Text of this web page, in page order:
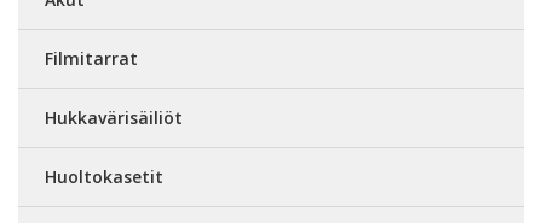
Filmitarrat
Hukkavärisäiliöt
Huoltokasetit